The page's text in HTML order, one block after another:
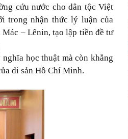
cứu nước cho dân tộc Việt
trong nhận thức lý luận của
– Lênin, tạo lập tiền đề tư
học thuật mà còn khẳng
di sản Hồ Chí Minh.